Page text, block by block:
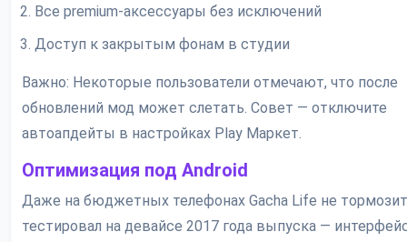
Все premium-аксессуары без исключений
Доступ к закрытым фонам в студии
Важно: Некоторые пользователи отмечают, что после
обновлений мод может слетать. Совет — отключите
автоапдейты в настройках Play Маркет.
Оптимизация под Android
Даже на бюджетных телефонах Gacha Life не
тестировал на девайсе 2017 года выпуска —